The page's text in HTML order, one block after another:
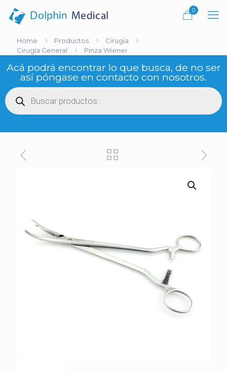
0
Home Productos
Cirugía
Cirugía General
Pinza Wiener
Acá podrá encontrar lo que busca, de no ser
así póngase en contacto con nosotros.
Búsqueda
de
productos